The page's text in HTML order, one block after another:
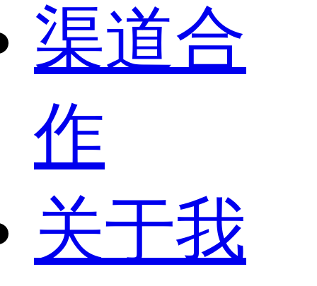
渠道合
作
关于我